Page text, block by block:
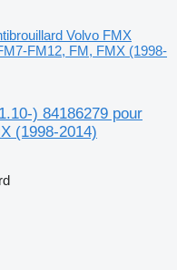
Volvo FMX
FM12, FM, FMX (1998-
) 84186279 pour
(1998-2014)